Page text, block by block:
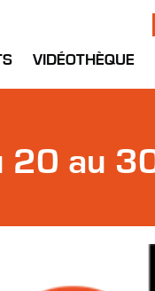
VIDÉOTHÈQUE
20 au